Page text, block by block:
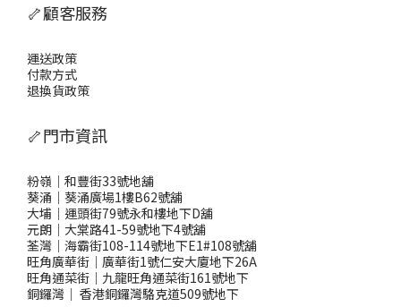
🦴顧客服務
運送政策
付款方式
退換貨政策
🦴門市資訊
粉嶺｜和豐街33號地舖
葵涌｜葵涌廣場1樓B62號舖
大埔｜運頭街79號永和樓地下D舖
元朗｜大棠路41-59號地下4號舖
荃灣｜海霸街108-114號地下E1#108號舖
旺角廣華街｜廣華街1號仁安大廈地下26A
旺角通菜街｜九龍旺角通菜街161號地下
銅鑼灣 ｜ 香港銅鑼灣駱克道509號地下